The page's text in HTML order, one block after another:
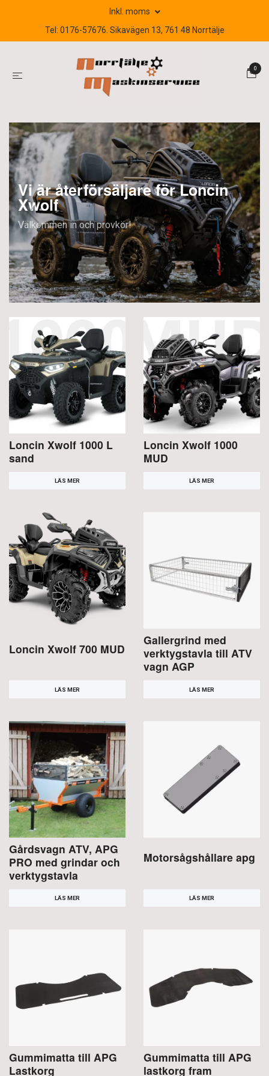
Inkl. moms
Tel: 0176-57676. Sikavägen 13, 761 48 Norrtälje
0
Vi är återförsäljare för Loncin
Xwolf
Välkommen in och provkör!
Loncin Xwolf 1000 L
sand
LÄS MER
Loncin Xwolf 1000
MUD
LÄS MER
Loncin Xwolf 700 MUD
LÄS MER
Gallergrind med
verktygstavla till ATV
vagn AGP
LÄS MER
Gårdsvagn ATV, APG
PRO med grindar och
verktygstavla
LÄS MER
Motorsågshållare apg
LÄS MER
Gummimatta till APG
Lastkorg
Gummimatta till APG
lastkorg fram